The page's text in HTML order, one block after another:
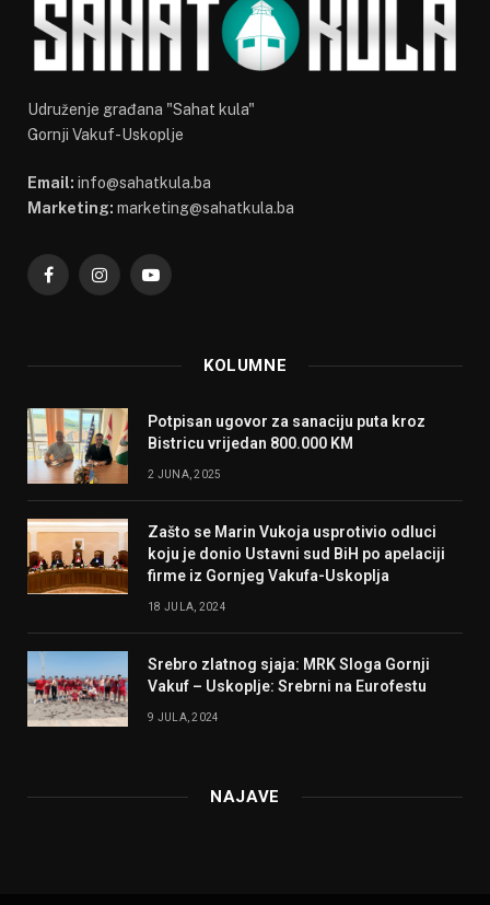
Udruženje građana "Sahat kula"
Gornji Vakuf-Uskoplje
Email: info@sahatkula.ba
Marketing: marketing@sahatkula.ba
FacebookInstagramYouTube
KOLUMNE
Potpisan ugovor za sanaciju puta kroz
Bistricu vrijedan 800.000 KM
2 JUNA, 2025
Zašto se Marin Vukoja usprotivio odluci
koju je donio Ustavni sud BiH po apelaciji
firme iz Gornjeg Vakufa-Uskoplja
18 JULA, 2024
Srebro zlatnog sjaja: MRK Sloga Gornji
Vakuf – Uskoplje: Srebrni na Eurofestu
9 JULA, 2024
NAJAVE